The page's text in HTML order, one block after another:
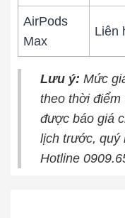
AirPods
Max
Liên
Lưu ý: Mức
theo thời
được báo giá
lịch trước, quý
Hotline